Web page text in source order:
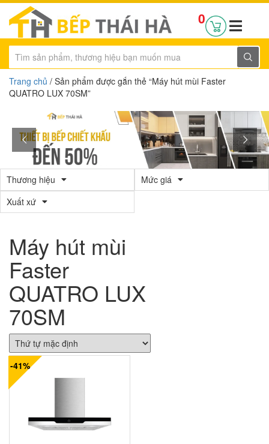
0
Trang chủ / Sản phẩm được gắn thẻ “Máy hút mùi Faster
QUATRO LUX 70SM”
Thương hiệu
Mức giá
Xuất xứ
Máy hút mùi
Faster
QUATRO LUX
70SM
-41%